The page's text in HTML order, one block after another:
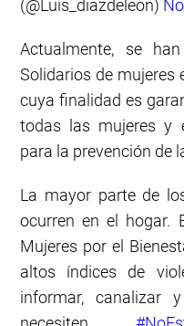
(@Luis_diazdeleon)
Actualmente, se
Solidarios de mujeres
cuya finalidad es
todas las mujeres y
para la prevención de
La mayor parte de
ocurren en el hogar.
Mujeres por el
altos índices de
informar, canalizar